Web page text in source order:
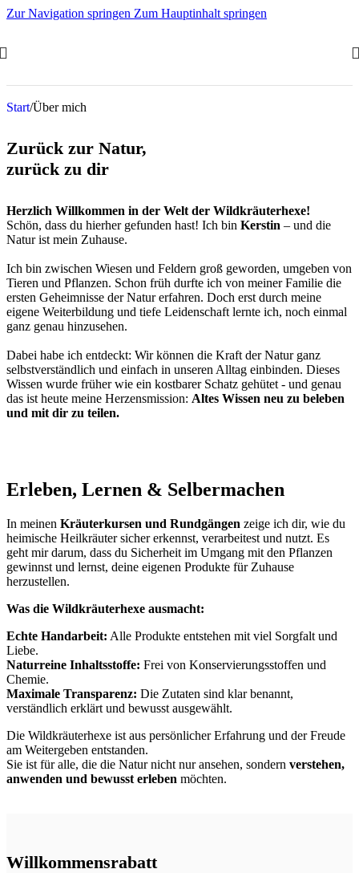
Zur Navigation springen Zum Hauptinhalt springen
Start/Über mich
Zurück zur Natur,
zurück zu dir
Herzlich Willkommen in der Welt der Wildkräuterhexe!
Schön, dass du hierher gefunden hast! Ich bin Kerstin – und die
Natur ist mein Zuhause.
Ich bin zwischen Wiesen und Feldern groß geworden, umgeben von
Tieren und Pflanzen. Schon früh durfte ich von meiner Familie die
ersten Geheimnisse der Natur erfahren. Doch erst durch meine
eigene Weiterbildung und tiefe Leidenschaft lernte ich, noch einmal
ganz genau hinzusehen.
Dabei habe ich entdeckt: Wir können die Kraft der Natur ganz
selbstverständlich und einfach in unseren Alltag einbinden. Dieses
Wissen wurde früher wie ein kostbarer Schatz gehütet - und genau
das ist heute meine Herzensmission: Altes Wissen neu zu beleben
und mit dir zu teilen.
Erleben, Lernen & Selbermachen
In meinen Kräuterkursen und Rundgängen zeige ich dir, wie du
heimische Heilkräuter sicher erkennst, verarbeitest und nutzt. Es
geht mir darum, dass du Sicherheit im Umgang mit den Pflanzen
gewinnst und lernst, deine eigenen Produkte für Zuhause
herzustellen.
Was die Wildkräuterhexe ausmacht:
Echte Handarbeit: Alle Produkte entstehen mit viel Sorgfalt und
Liebe.
Naturreine Inhaltsstoffe: Frei von Konservierungsstoffen und
Chemie.
Maximale Transparenz: Die Zutaten sind klar benannt,
verständlich erklärt und bewusst ausgewählt.
Die Wildkräuterhexe ist aus persönlicher Erfahrung und der Freude
am Weitergeben entstanden.
Sie ist für alle, die die Natur nicht nur ansehen, sondern verstehen,
anwenden und bewusst erleben möchten.
Willkommensrabatt